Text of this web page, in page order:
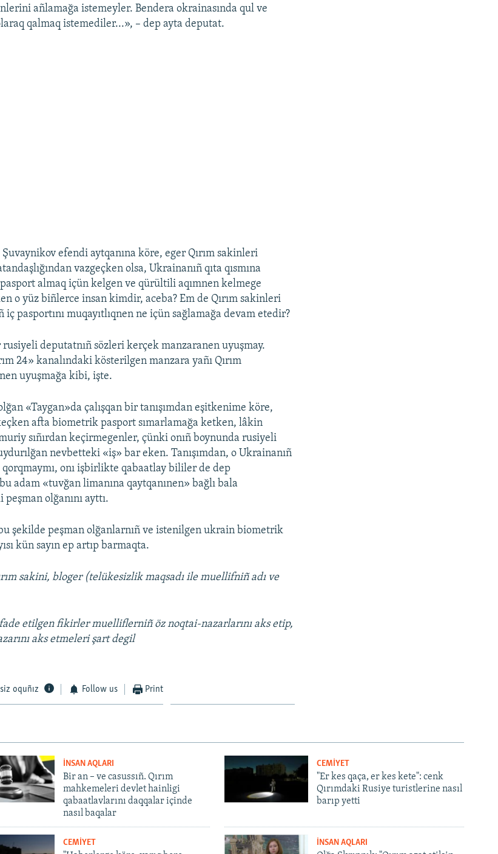
añlamağa istemeyler. Bendera okrainasında qul ve
qalmaq istemediler...», – dep ayta deputat.
efendi aytqanına köre, eger Qırım sakinleri
vazgeçken olsa, Ukrainanıñ qıta qısmına
almaq içün kelgen ve qürültili aqımnen kelmege
o yüz biñlerce insan kimdir, aceba? Em de Qırım sakinleri
iç pasportını muqayıtlıqnen ne içün sağlamağa devam etedir?
deputatnıñ sözleri kerçek manzaranen uyuşmay.
24» kanalındaki kösterilgen manzara yañı Qırım
uyuşmağa kibi, işte.
«Taygan»da çalışqan bir tanışımdan eşitkenime köre,
afta biometrik pasport sımarlamağa ketken, lâkin
sıñırdan keçirmegenler, çünki onıñ boynunda rusiyeli
nevbetteki «iş» bar eken. Tanışımdan, o Ukrainanıñ
qorqmaymı, onı işbirlikte qabaatlay bililer de dep
adam «tuvğan limanına qaytqanınen» bağlı bala
olğanını ayttı.
şekilde peşman olğanlarnıñ ve istenilgen ukrain biometrik
kün sayın ep artıp barmaqta.
sakini, bloger (telükesizlik maqsadı ile muellifniñ adı ve
etilgen fikirler muelliflerniñ öz noqtai-nazarlarını aks etip,
aks etmeleri şart degil
oquñız Follow us Print
İNSAN AQLARI
Bir an – ve casussıñ. Qırım
mahkemeleri devlet hainligi
qabaatlavlarını daqqalar içinde
nasıl baqalar
CEMİYET
"Er kes qaça, er kes kete": cenk
Qırımdaki Rusiye turistlerine nasıl
barıp yetti
CEMİYET İNSAN AQLARI